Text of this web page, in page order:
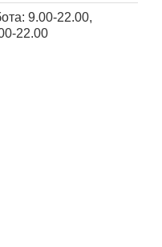
9.00-22.00,
22.00